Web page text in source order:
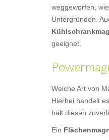
weggeworfen,
Untergründen.
geeignet.
Welche Art von
Hierbei handelt
hält diesen
Ein